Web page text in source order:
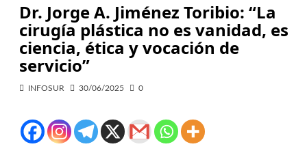
Dr. Jorge A. Jiménez Toribio: “La
cirugía plástica no es vanidad, es
ciencia, ética y vocación de
servicio”
INFOSUR 30/06/2025 0